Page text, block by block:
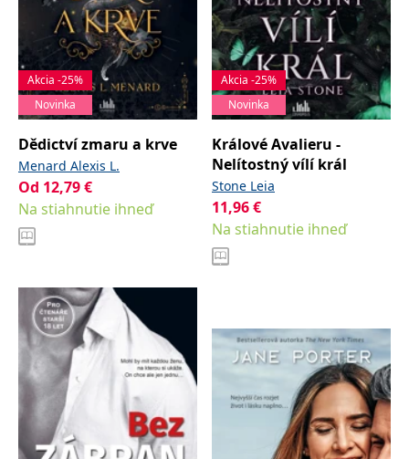
Akcia -25%
Novinka
Dědictví zmaru a krve
Menard Alexis L.
Od 12,79€
Na stiahnutie ihneď
Akcia -25%
Novinka
Králové Avalieru -
Nelítostný vílí král
Stone Leia
11,96€
Na stiahnutie ihneď